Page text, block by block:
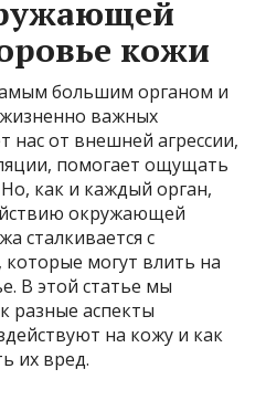
кожи
большим органом и
важных
от внешней агрессии,
помогает ощущать
как и каждый орган,
окружающей
сталкивается с
могут влить на
В этой статье мы
разные аспекты
на кожу и как
их вред.